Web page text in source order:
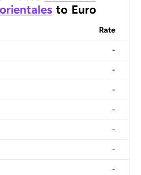
to Euro
Rate
-
-
-
-
-
-
-